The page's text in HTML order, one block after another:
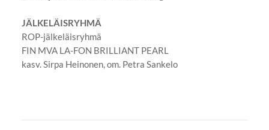
JÄLKELÄISRYHMÄ
ROP-jälkeläisryhmä
FIN MVA LA-FON BRILLIANT PEARL
kasv. Sirpa Heinonen, om. Petra Sankelo